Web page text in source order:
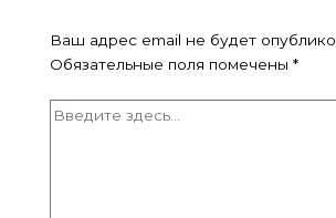
Ваш адрес email не будет
Обязательные поля помечены *
Введите